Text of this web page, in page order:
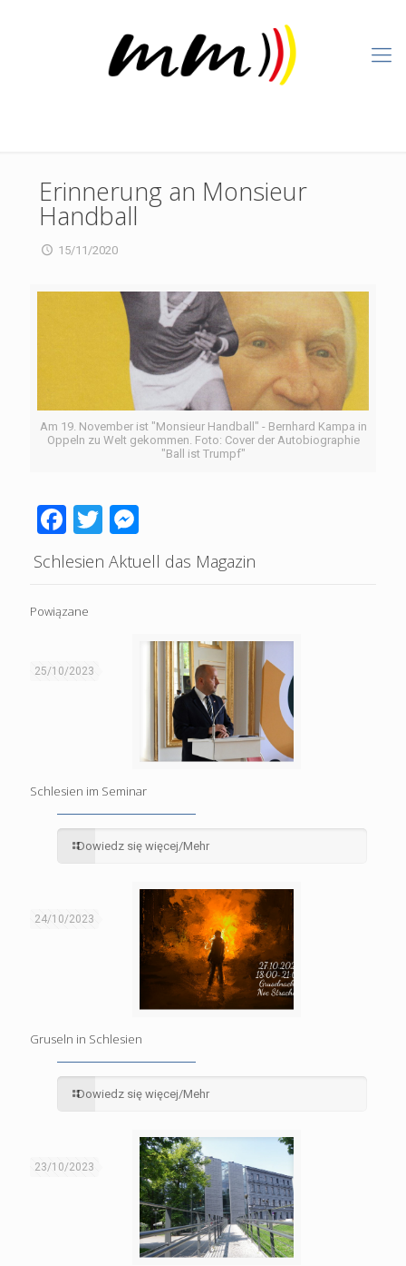
Erinnerung an Monsieur
Handball
15/11/2020
Am 19. November ist "Monsieur Handball" - Bernhard Kampa in
Oppeln zu Welt gekommen. Foto: Cover der Autobiographie
"Ball ist Trumpf"
Facebook
TwitterMessenger
Schlesien Aktuell das Magazin
Powiązane
25/10/2023
Schlesien im Seminar
Dowiedz się więcej/Mehr
24/10/2023
Gruseln in Schlesien
Dowiedz się więcej/Mehr
23/10/2023